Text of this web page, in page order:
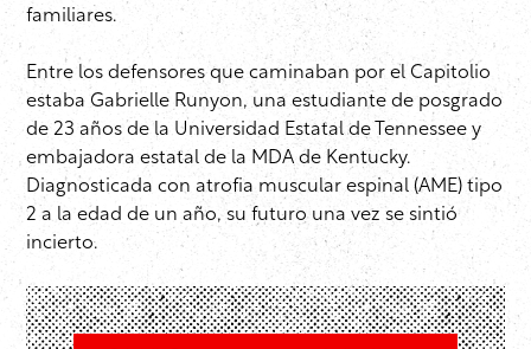
familiares.
Entre los defensores que caminaban por el Capitolio
estaba Gabrielle Runyon, una estudiante de posgrado
de 23 años de la Universidad Estatal de Tennessee y
embajadora estatal de la MDA de Kentucky.
Diagnosticada con atrofia muscular espinal (AME) tipo
2 a la edad de un año, su futuro una vez se sintió
incierto.